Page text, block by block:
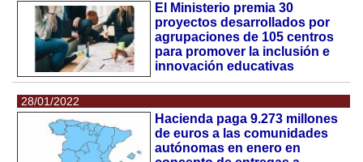
El Ministerio premia 30
proyectos desarrollados por
agrupaciones de 105 centros
para promover la inclusión e
innovación educativas
28/01/2022
Hacienda paga 9.273 millones
de euros a las comunidades
autónomas en enero en